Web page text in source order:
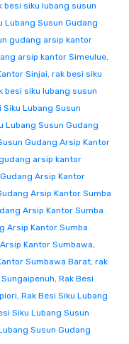
besi siku lubang susun
Lubang Susun Gudang
gudang arsip kantor
arsip kantor Simeulue,
Sinjai, rak besi siku
besi siku lubang susun
Siku Lubang Susun
Lubang Susun Gudang
Gudang Arsip Kantor
arsip kantor
Arsip Kantor
Arsip Kantor Sumba
Arsip Kantor Sumba
Arsip Kantor Sumba
Kantor Sumbawa,
Sumbawa Barat, rak
, Rak Besi
, Rak Besi Siku Lubang
Siku Lubang Susun
Susun Gudang